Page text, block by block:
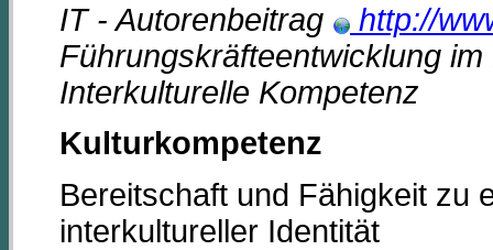
IT - Autorenbeitrag
http://
Führungskräfteentwicklung
Interkulturelle Kompetenz
Kulturkompetenz
Bereitschaft und Fähigkeit zu
interkultureller Identität